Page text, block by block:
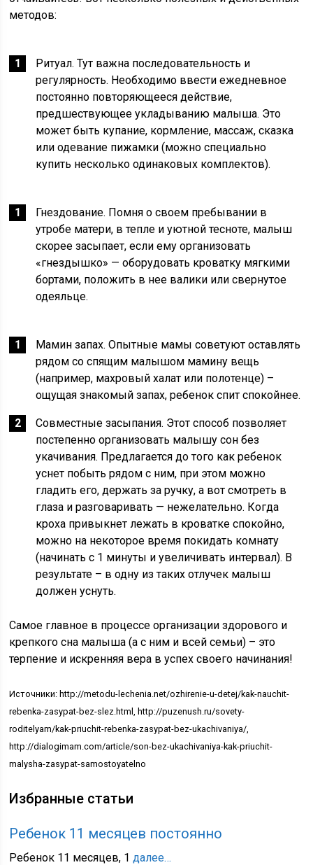
методов:
Ритуал. Тут важна последовательность и
регулярность. Необходимо ввести ежедневное
постоянно повторяющееся действие,
предшествующее укладыванию малыша. Это
может быть купание, кормление, массаж, сказка
или одевание пижамки (можно специально
купить несколько одинаковых комплектов).
Гнездование. Помня о своем пребывании в
утробе матери, в тепле и уютной тесноте, малыш
скорее засыпает, если ему организовать
«гнездышко» — оборудовать кроватку мягкими
бортами, положить в нее валики или свернутое
одеяльце.
Мамин запах. Опытные мамы советуют оставлять
рядом со спящим малышом мамину вещь
(например, махровый халат или полотенце) –
ощущая знакомый запах, ребенок спит спокойнее.
Совместные засыпания. Этот способ позволяет
постепенно организовать малышу сон без
укачивания. Предлагается до того как ребенок
уснет побыть рядом с ним, при этом можно
гладить его, держать за ручку, а вот смотреть в
глаза и разговаривать — нежелательно. Когда
кроха привыкнет лежать в кроватке спокойно,
можно на некоторое время покидать комнату
(начинать с 1 минуты и увеличивать интервал). В
результате – в одну из таких отлучек малыш
должен уснуть.
Самое главное в процессе организации здорового и
крепкого сна малыша (а с ним и всей семьи) – это
терпение и искренняя вера в успех своего начинания!
Источники: http://metodu-lechenia.net/ozhirenie-u-detej/kak-nauchit-
rebenka-zasypat-bez-slez.html, http://puzenush.ru/sovety-
roditelyam/kak-priuchit-rebenka-zasypat-bez-ukachivaniya/,
http://dialogimam.com/article/son-bez-ukachivaniya-kak-priuchit-
malysha-zasypat-samostoyatelno
Избранные статьи
Ребенок 11 месяцев постоянно
Ребенок 11 месяцев, 1далее…